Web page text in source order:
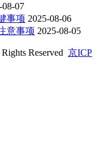
08-07
事项 2025-08-06
意事项 2025-08-05
Reserved 京ICP